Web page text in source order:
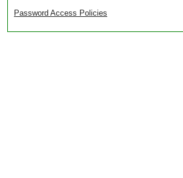
Password Access Policies